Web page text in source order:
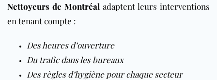
Nettoyeurs de Montréal adaptent leurs interventions
en tenant compte :
Des heures d’ouverture
Du trafic dans les bureaux
Des règles d’hygiène pour chaque secteur